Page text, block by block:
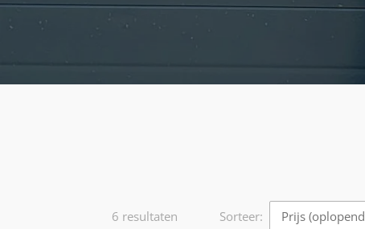
6 resultaten Sorteer: